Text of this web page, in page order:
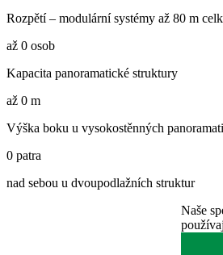
Rozpětí – modulární systémy až 80 m
až 0 osob
Kapacita panoramatické struktury
až 0 m
Výška boku u vysokostěnných
0 patra
nad sebou u dvoupodlažních struktur
Naše